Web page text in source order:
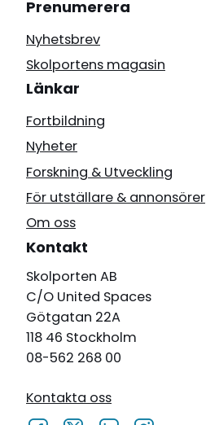
Prenumerera
Nyhetsbrev
Skolportens magasin
Länkar
Fortbildning
Nyheter
Forskning & Utveckling
För utställare & annonsörer
Om oss
Kontakt
Skolporten AB
C/O United Spaces
Götgatan 22A
118 46 Stockholm
08-562 268 00
Kontakta oss